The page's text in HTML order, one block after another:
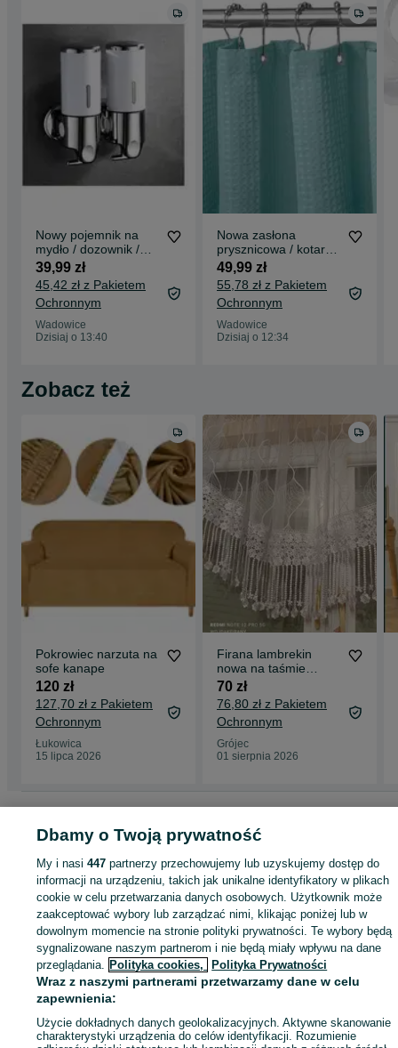
Nowy pojemnik na
mydło / dozownik /
2x500ml / łazienka /
wiszący/W362!
39,99 zł
45,42 zł z Pakietem
Ochronnym
Wadowice
Dzisiaj o 13:40
Nowa zasłona
prysznicowa / kotara /
firanka / 182x214cm
/turkus !A148!
49,99 zł
55,78 zł z Pakietem
Ochronnym
Wadowice
Dzisiaj o 12:34
Zobacz też
Pokrowiec narzuta na
sofe kanape
120 zł
127,70 zł z Pakietem
Ochronnym
Łukowica
15 lipca 2026
Firana lambrekin
nowa na taśmie
marszczącej
400x90cm
70 zł
76,80 zł z Pakietem
Ochronnym
Grójec
01 sierpnia 2026
Mazowieckie
Pokrowce - Warszawa Pokrowce - Białołęka
KATEGORIA
931450119 Wyświetlenia:
Kup
Dbamy o Twoją prywatność
My i nasi447 partnerzy przechowujemy lub uzyskujemy dostęp do
informacji na urządzeniu, takich jak unikalne identyfikatory w plikach
cookie w celu przetwarzania danych osobowych. Użytkownik może
zaakceptować wybory lub zarządzać nimi, klikając poniżej lub w
dowolnym momencie na stronie polityki prywatności. Te wybory będą
sygnalizowane naszym partnerom i nie będą miały wpływu na dane
przeglądania. Polityka cookies, Polityka Prywatności
Wraz z naszymi partnerami przetwarzamy dane w celu
zapewnienia:
Użycie dokładnych danych geolokalizacyjnych. Aktywne skanowanie
charakterystyki urządzenia do celów identyfikacji. Rozumienie